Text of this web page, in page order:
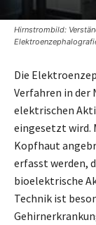
Hirnstrombild:
Die
Verfahren in der
elektrischen
eingesetzt wird.
Kopfhaut
erfasst werden,
bioelektrische
Technik ist